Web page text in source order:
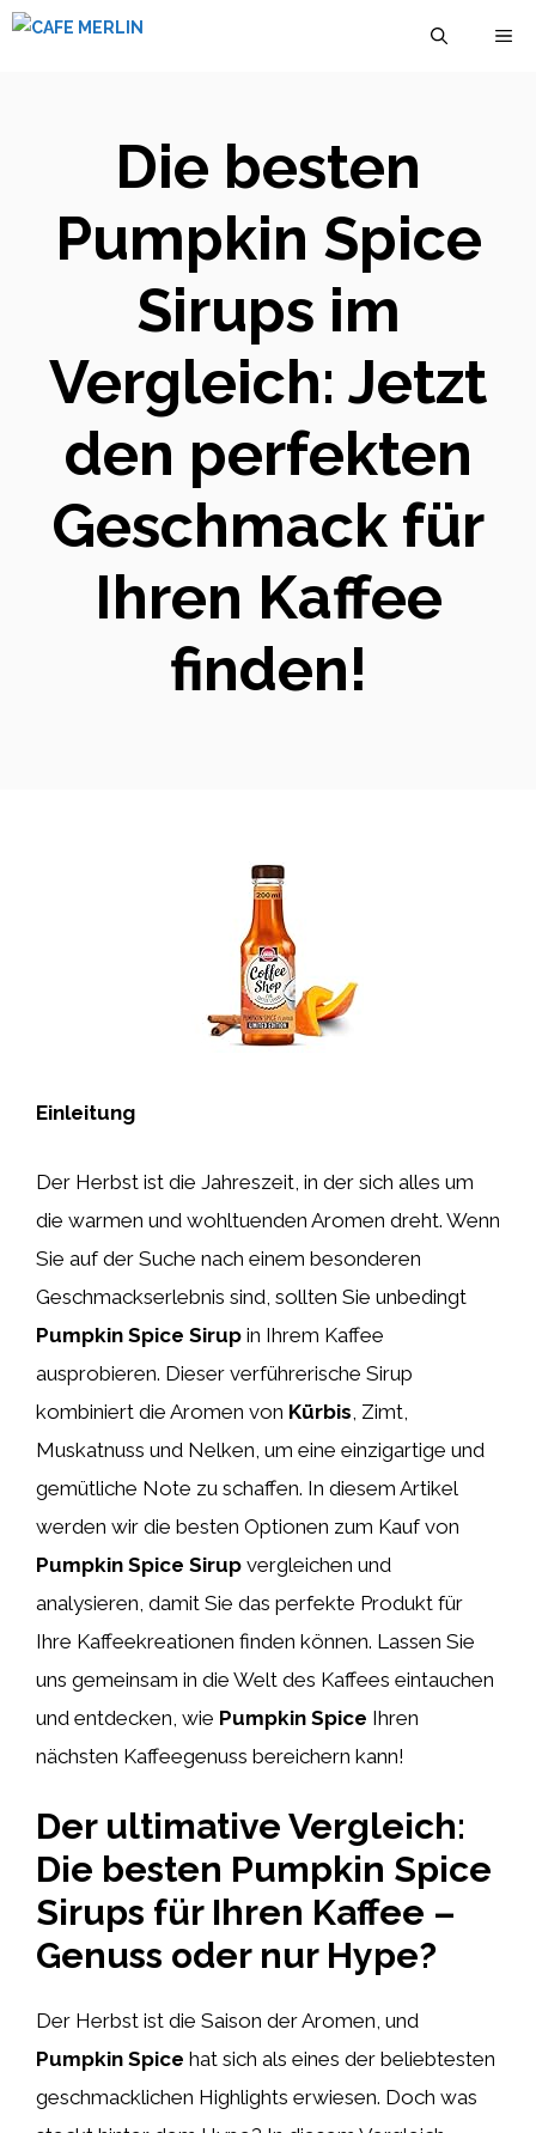
Zum
Die besten
Pumpkin Spice
Sirups im
Vergleich: Jetzt
den perfekten
Geschmack für
Ihren Kaffee
finden!
Einleitung
Der Herbst ist die Jahreszeit, in der sich alles um
die warmen und wohltuenden Aromen dreht. Wenn
Sie auf der Suche nach einem besonderen
Geschmackserlebnis sind, sollten Sie unbedingt
Pumpkin Spice Sirup in Ihrem Kaffee
ausprobieren. Dieser verführerische Sirup
kombiniert die Aromen von Kürbis , Zimt,
Muskatnuss und Nelken, um eine einzigartige und
gemütliche Note zu schaffen. In diesem Artikel
werden wir die besten Optionen zum Kauf von
Pumpkin Spice Sirup vergleichen und
analysieren, damit Sie das perfekte Produkt für
Ihre Kaffeekreationen finden können. Lassen Sie
uns gemeinsam in die Welt des Kaffees eintauchen
und entdecken, wie Pumpkin Spice Ihren
nächsten Kaffeegenuss bereichern kann!
Der ultimative Vergleich:
Die besten Pumpkin Spice
Sirups für Ihren Kaffee –
Genuss oder nur Hype?
Der Herbst ist die Saison der Aromen, und
Pumpkin Spice hat sich als eines der beliebtesten
geschmacklichen Highlights erwiesen. Doch was